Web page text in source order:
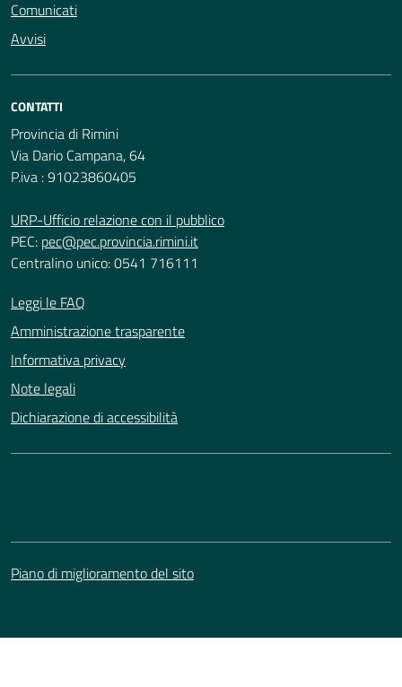
Comunicati
Avvisi
CONTATTI
Provincia di Rimini
Via Dario Campana, 64
P.iva : 91023860405
URP-Ufficio relazione con il pubblico
PEC: pec@pec.provincia.rimini.it
Centralino unico: 0541 716111
Leggi le FAQ
Amministrazione trasparente
Informativa privacy
Note legali
Dichiarazione di accessibilità
Piano di miglioramento del sito